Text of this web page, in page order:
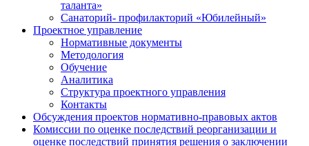
таланта»
Санаторий- профилакторий «Юбилейный»
Проектное управление
Нормативные документы
Методология
Обучение
Аналитика
Структура проектного управления
Контакты
Обсуждения проектов нормативно-правовых актов
Комиссии по оценке последствий реорганизации и
оценке последствий принятия решения о заключении